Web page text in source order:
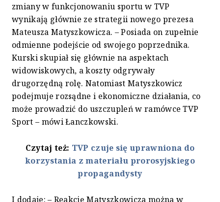
zmiany w funkcjonowaniu sportu w TVP
wynikają głównie ze strategii nowego prezesa
Mateusza Matyszkowicza. – Posiada on zupełnie
odmienne podejście od swojego poprzednika.
Kurski skupiał się głównie na aspektach
widowiskowych, a koszty odgrywały
drugorzędną rolę. Natomiast Matyszkowicz
podejmuje rozsądne i ekonomiczne działania, co
może prowadzić do uszczupleń w ramówce TVP
Sport – mówi Łanczkowski.
Czytaj też: TVP czuje się uprawniona do
korzystania z materiału prorosyjskiego
propagandysty
I dodaje: – Reakcję Matyszkowicza można w